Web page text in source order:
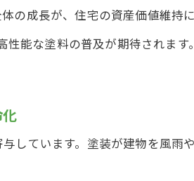
の成長が、住宅の資産価値維持に
能な塗料の普及が期待されま
しています。塗装が建物を風